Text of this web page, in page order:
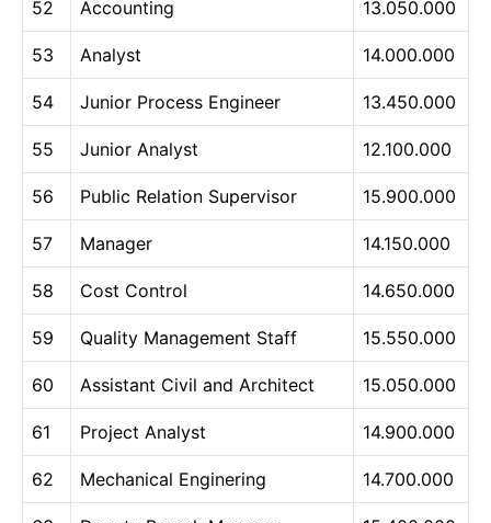
52 Accounting 13.050.000
53 Analyst 14.000.000
54 Junior Process Engineer 13.450.000
55 Junior Analyst 12.100.000
56 Public Relation Supervisor 15.900.000
57 Manager 14.150.000
58 Cost Control 14.650.000
59 Quality Management Staff 15.550.000
60 Assistant Civil and Architect 15.050.000
61 Project Analyst 14.900.000
62 Mechanical Enginering 14.700.000